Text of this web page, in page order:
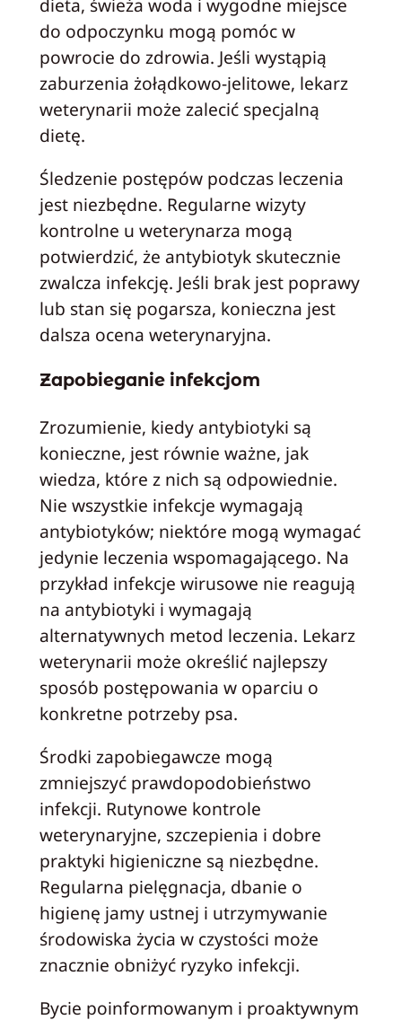
do odpoczynku mogą pomóc w
powrocie do zdrowia. Jeśli wystąpią
zaburzenia żołądkowo-jelitowe, lekarz
weterynarii może zalecić specjalną
dietę.
Śledzenie postępów podczas leczenia
jest niezbędne. Regularne wizyty
kontrolne u weterynarza mogą
potwierdzić, że antybiotyk skutecznie
zwalcza infekcję. Jeśli brak jest poprawy
lub stan się pogarsza, konieczna jest
dalsza ocena weterynaryjna.
Zapobieganie infekcjom
Zrozumienie, kiedy antybiotyki są
konieczne, jest równie ważne, jak
wiedza, które z nich są odpowiednie.
Nie wszystkie infekcje wymagają
antybiotyków; niektóre mogą wymagać
jedynie leczenia wspomagającego. Na
przykład infekcje wirusowe nie reagują
na antybiotyki i wymagają
alternatywnych metod leczenia. Lekarz
weterynarii może określić najlepszy
sposób postępowania w oparciu o
konkretne potrzeby psa.
Środki zapobiegawcze mogą
zmniejszyć prawdopodobieństwo
infekcji. Rutynowe kontrole
weterynaryjne, szczepienia i dobre
praktyki higieniczne są niezbędne.
Regularna pielęgnacja, dbanie o
higienę jamy ustnej i utrzymywanie
środowiska życia w czystości może
znacznie obniżyć ryzyko infekcji.
Bycie poinformowanym i proaktywnym